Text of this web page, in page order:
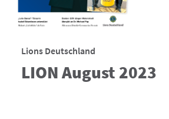
Lions Deutschland
LION August 2023